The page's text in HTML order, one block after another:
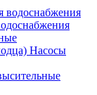
Насосы